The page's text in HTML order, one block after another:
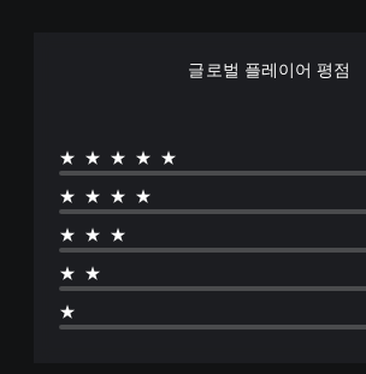
글로벌 플레이어 평점
★★★★★
★★★★
★★★
★★
★